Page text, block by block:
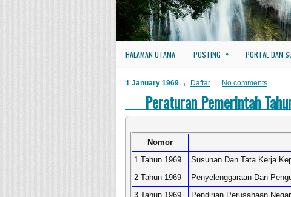
HALAMAN UTAMA POSTING » PORTAL DAN
1 January 1969 Daftar No comments
Peraturan Pemerintah
Nomor
1 Tahun 1969
Susunan Dan Tata Kerja
2 Tahun 1969
Penyelenggaraan Dan
3 Tahun 1969
Pendirian Perusahaan